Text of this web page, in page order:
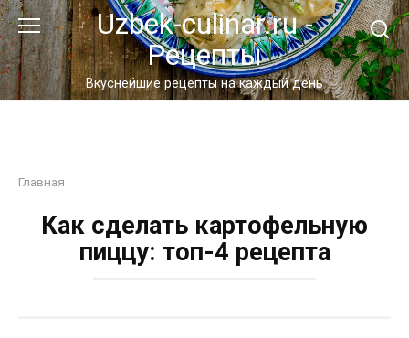
Перейти
к
контенту
Uzbek-culinar.ru -
Рецепты
Вкуснейшие рецепты на каждый день
Главная
Как сделать картофельную
пиццу: топ-4 рецепта